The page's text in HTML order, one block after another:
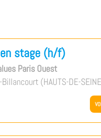
stage (h/f)
Paris Ouest
(HAUTS-DE-